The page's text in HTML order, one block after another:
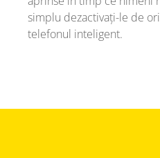
simplu dezactivați-le de
telefonul inteligent.